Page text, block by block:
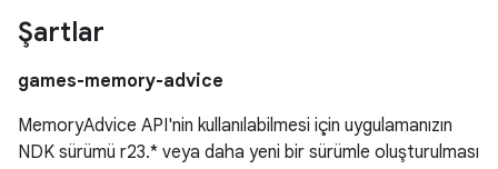
Şartlar
games-memory-advice
MemoryAdvice API'nin kullanılabilmesi için uygulamanızın
NDK sürümü r23.* veya daha yeni bir sürümle oluşturulması